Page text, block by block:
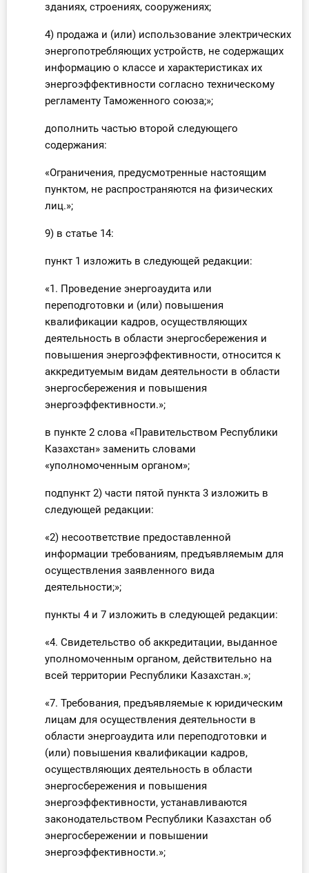
зданиях, строениях, сооружениях;
4) продажа и (или) использование электрических
энергопотребляющих устройств, не содержащих
информацию о классе и характеристиках их
энергоэффективности согласно техническому
регламенту Таможенного союза;»;
дополнить частью второй следующего
содержания:
«Ограничения, предусмотренные настоящим
пунктом, не распространяются на физических
лиц.»;
9) в статье 14:
пункт 1 изложить в следующей редакции:
«1. Проведение энергоаудита или
переподготовки и (или) повышения
квалификации кадров, осуществляющих
деятельность в области энергосбережения и
повышения энергоэффективности, относится к
аккредитуемым видам деятельности в области
энергосбережения и повышения
энергоэффективности.»;
в пункте 2 слова «Правительством Республики
Казахстан» заменить словами
«уполномоченным органом»;
подпункт 2) части пятой пункта 3 изложить в
следующей редакции:
«2) несоответствие предоставленной
информации требованиям, предъявляемым для
осуществления заявленного вида
деятельности;»;
пункты 4 и 7 изложить в следующей редакции:
«4. Свидетельство об аккредитации, выданное
уполномоченным органом, действительно на
всей территории Республики Казахстан.»;
«7. Требования, предъявляемые к юридическим
лицам для осуществления деятельности в
области энергоаудита или переподготовки и
(или) повышения квалификации кадров,
осуществляющих деятельность в области
энергосбережения и повышения
энергоэффективности, устанавливаются
законодательством Республики Казахстан об
энергосбережении и повышении
энергоэффективности.»;